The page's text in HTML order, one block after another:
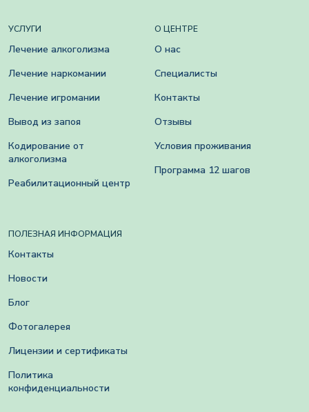
УСЛУГИ
Лечение алкоголизма
Лечение наркомании
Лечение игромании
Вывод из запоя
Кодирование от
алкоголизма
Реабилитационный центр
О ЦЕНТРЕ
О нас
Специалисты
Контакты
Отзывы
Условия проживания
Программа 12 шагов
ПОЛЕЗНАЯ ИНФОРМАЦИЯ
Контакты
Новости
Блог
Фотогалерея
Лицензии и сертификаты
Политика
конфиденциальности